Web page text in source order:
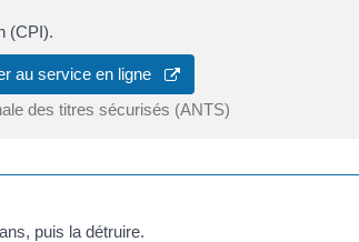
(CPI).
au service en ligne
des titres sécurisés (ANTS)
puis la détruire.